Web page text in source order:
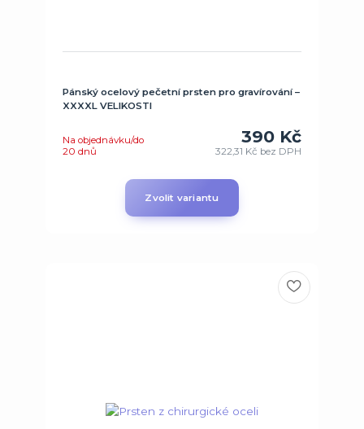
Pánský ocelový pečetní prsten pro gravírování –
XXXXL VELIKOSTI
390 Kč
322,31 Kč bez DPH
Na objednávku/do
20 dnů
Zvolit variantu